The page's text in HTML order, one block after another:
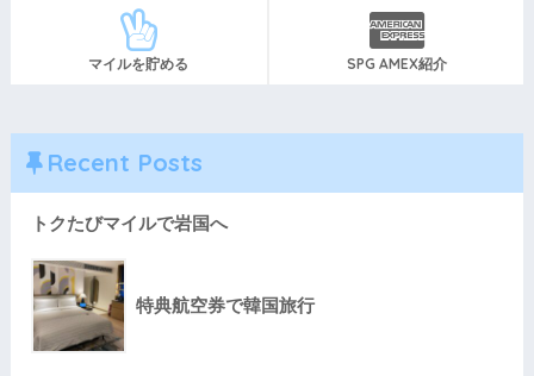
マイルを貯める SPG AMEX紹介
Recent Posts
トクたびマイルで岩国へ
特典航空券で韓国旅行